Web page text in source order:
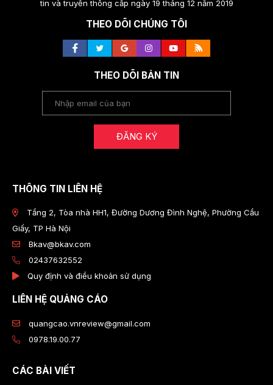
tin và truyền thông cấp ngày 19 tháng 12 năm 2019
THEO DÕI CHÚNG TÔI
THEO DÕI BẢN TIN
ĐĂNG KÝ
THÔNG TIN LIÊN HỆ
Tầng 2, Tòa nhà HH1, Đường Dương Đình Nghệ, Phường Cầu
Giấy, TP Hà Nội
Bkav@bkav.com
02437632552
Quy định và điều khoản sử dụng
LIÊN HỆ QUẢNG CÁO
quangcao.vnreview@gmail.com
0978.19.00.77
CÁC BÀI VIẾT